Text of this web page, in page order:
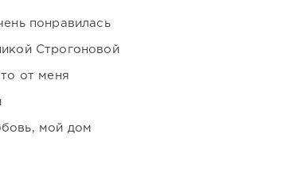
понравилась
Строгоновой
от меня
мой дом